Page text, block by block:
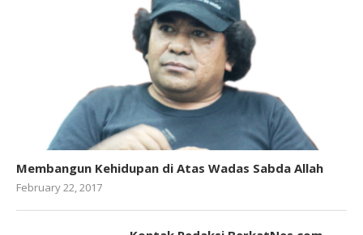
Membangun Kehidupan di Atas Wadas Sabda Allah
February 22, 2017